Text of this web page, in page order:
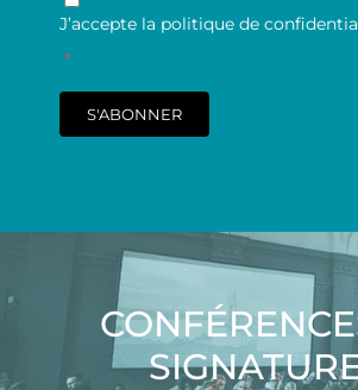
J’accepte la politique de
*
S'ABONNER